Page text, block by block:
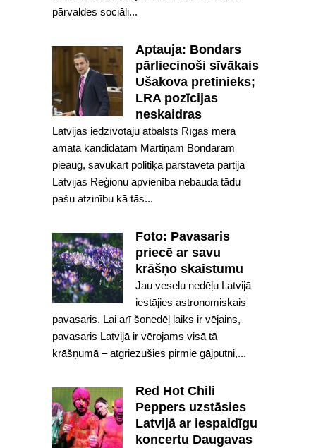
pārvaldes sociāli...
Aptauja: Bondars
pārliecinoši sīvākais
Ušakova pretinieks;
LRA pozīcijas
neskaidras
Latvijas iedzīvotāju atbalsts Rīgas mēra
amata kandidātam Mārtiņam Bondaram
pieaug, savukārt politiķa pārstāvētā partija
Latvijas Reģionu apvienība nebauda tādu
pašu atzinību kā tās...
Foto: Pavasaris
priecē ar savu
krāšņo skaistumu
Jau veselu nedēļu Latvijā
iestājies astronomiskais
pavasaris. Lai arī šonedēļ laiks ir vējains,
pavasaris Latvijā ir vērojams visā tā
krāšņumā – atgriezušies pirmie gājputni,...
Red Hot Chili
Peppers uzstāsies
Latvijā ar iespaidīgu
koncertu Daugavas